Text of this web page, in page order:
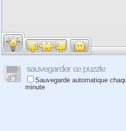
Sauvegarde automatique
minute